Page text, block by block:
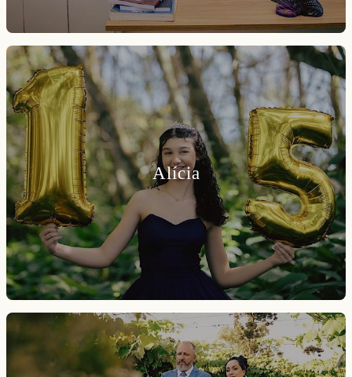
Alícia